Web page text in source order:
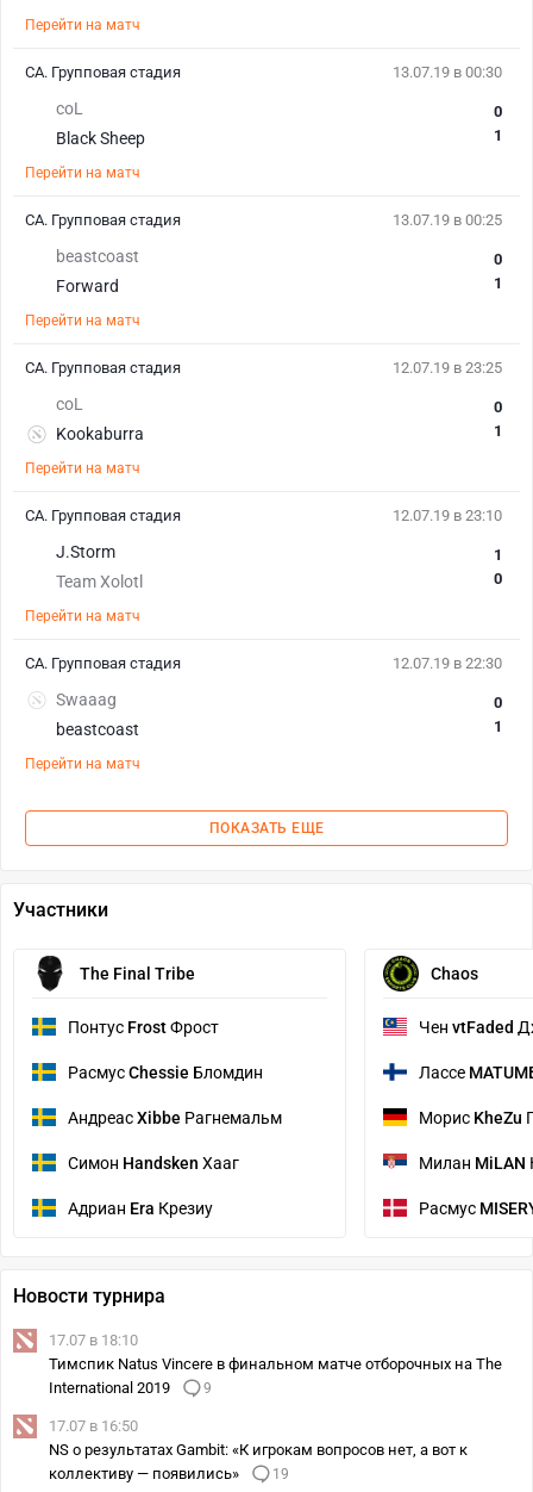
Перейти на матч
13.07.19 в 00:30
coL
Black Sheep
0
1
Перейти на матч
СА. Групповая стадия
13.07.19 в 00:25
beastcoast
Forward
0
1
Перейти на матч
СА. Групповая стадия
12.07.19 в 23:25
coL
Kookaburra
0
1
Перейти на матч
СА. Групповая стадия
12.07.19 в 23:10
J.Storm
Team Xolotl
1
0
Перейти на матч
СА. Групповая стадия
12.07.19 в 22:30
Swaaag
beastcoast
0
1
Перейти на матч
СА. Групповая стадия
ПОКАЗАТЬ ЕЩЕ
Участники
The Final Tribe
Понтус FrostФрост
РасмусChessie Бломдин
АндреасXibbe Рагнемальм
Симон Handsken Хааг
Адриан Era Крезиу
Chaos
Чен vtFaded
Лассе
Морис KheZu
Милан MiLAN
Расмус
Новости турнира
17.07 в 18:10
Тимспик Natus Vincere в финальном матче отборочных на The
International 2019
9
17.07 в 16:50
NS о результатах Gambit: «К игрокам вопросов нет, а вот к
коллективу — появились»
19